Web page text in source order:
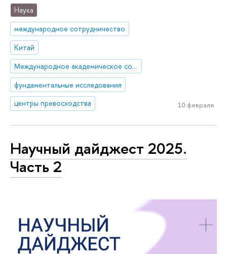
Наука
международное сотрудничество
Китай
Международное академическое сотрудничество
фундаментальные исследования
центры превосходства
10 февраля
Научный дайджест 2025.
Часть 2